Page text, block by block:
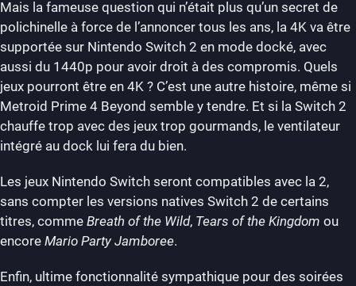
Mais la fameuse question qui n’était plus qu’un secret de
polichinelle à force de l’annoncer tous les ans, la 4K va être
supportée sur Nintendo Switch 2 en mode docké, avec
aussi du 1440p pour avoir droit à des compromis. Quels
jeux pourront être en 4K ? C’est une autre histoire, même si
Metroid Prime 4 Beyond semble y tendre. Et si la Switch 2
chauffe trop avec des jeux trop gourmands, le ventilateur
intégré au dock lui fera du bien.
Les jeux Nintendo Switch seront compatibles avec la 2,
sans compter les versions natives Switch 2 de certains
titres, comme Breath of the Wild, Tears of the Kingdom ou
encore Mario Party Jamboree.
Enfin, ultime fonctionnalité sympathique pour des soirées